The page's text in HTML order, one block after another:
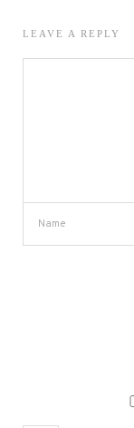
LEAVE A REPLY